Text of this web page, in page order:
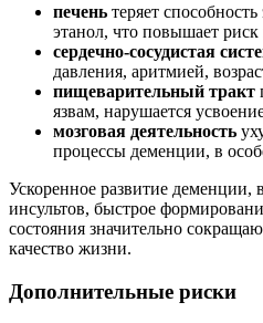
печень теряет
этанол, что повышает риск
сердечно-сосудистая
давления, аритмией,
пищеварительный тракт
язвам, нарушается
мозговая деятельность
процессы деменции, в
Ускоренное развитие
инсультов, быстрое
состояния значительно
качество жизни.
Дополнительные риски